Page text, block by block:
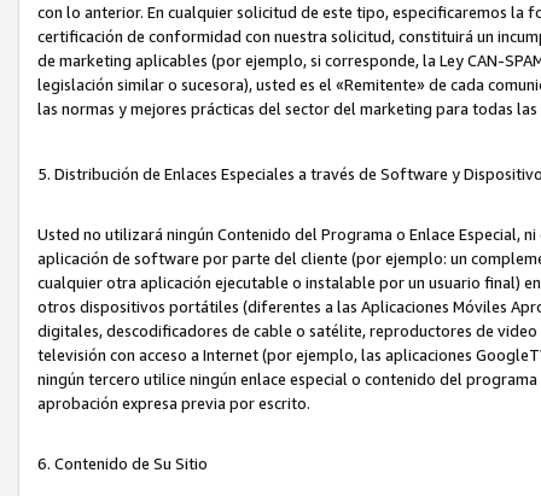
con lo anterior. En cualquier solicitud de este tipo, especificaremos
certificación de conformidad con nuestra solicitud, constituirá un
de marketing aplicables (por ejemplo, si corresponde, la Ley CAN-
legislación similar o sucesora), usted es el «Remitente» de cada
las normas y mejores prácticas del sector del marketing para todas
5. Distribución de Enlaces Especiales a través de Software y
Usted no utilizará ningún Contenido del Programa o Enlace Especial,
aplicación de software por parte del cliente (por ejemplo: un
cualquier otra aplicación ejecutable o instalable por un usuario final)
otros dispositivos portátiles (diferentes a las Aplicaciones Móviles
digitales, descodificadores de cable o satélite, reproductores de
televisión con acceso a Internet (por ejemplo, las aplicaciones
ningún tercero utilice ningún enlace especial o contenido del
aprobación expresa previa por escrito.
6. Contenido de Su Sitio